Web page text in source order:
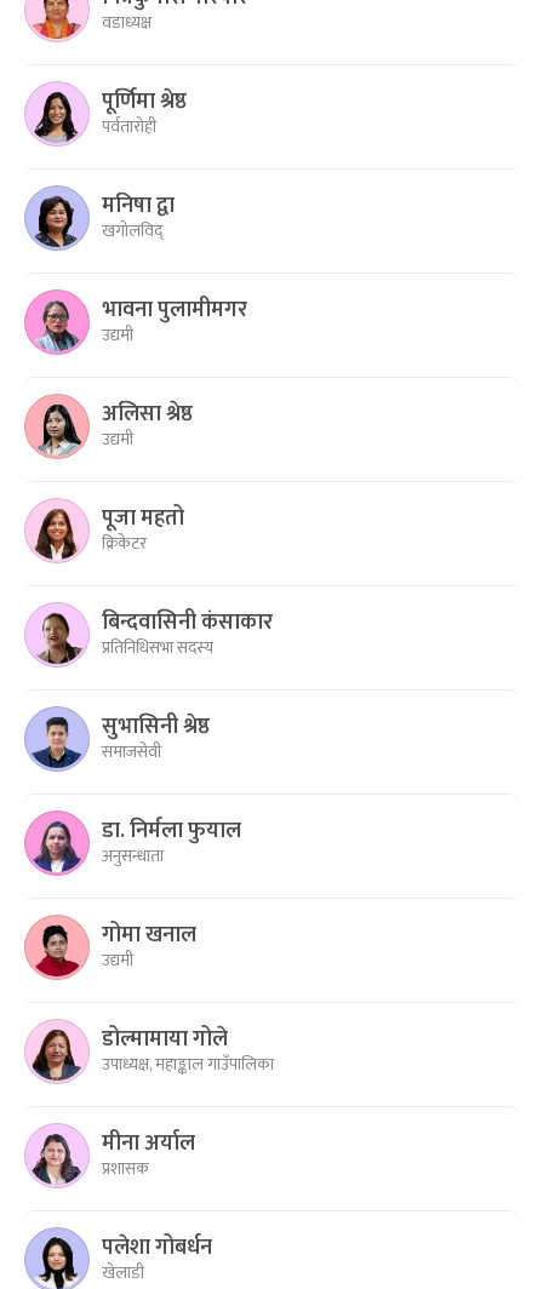
वडाध्यक्ष
पूर्णिमा श्रेष्ठ
पर्वतारोही
मनिषा द्वा
खगोलविद्
भावना पुलामीमगर
उद्यमी
अलिसा श्रेष्ठ
उद्यमी
पूजा महतो
क्रिकेटर
बिन्दवासिनी कंसाकार
प्रतिनिधिसभा सदस्य
सुभासिनी श्रेष्ठ
समाजसेवी
डा. निर्मला फुयाल
अनुसन्धाता
गोमा खनाल
उद्यमी
डोल्मामाया गोले
उपाध्यक्ष, महाङ्काल गाउँपालिका
मीना अर्याल
प्रशासक
पलेशा गोबर्धन
खेलाडी